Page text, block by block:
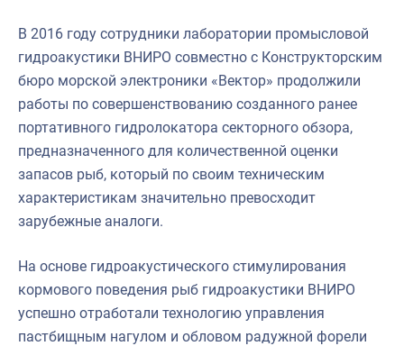
В 2016 году сотрудники лаборатории промысловой
гидроакустики ВНИРО совместно с Конструкторским
бюро морской электроники «Вектор» продолжили
работы по совершенствованию созданного ранее
портативного гидролокатора секторного обзора,
предназначенного для количественной оценки
запасов рыб, который по своим техническим
характеристикам значительно превосходит
зарубежные аналоги.
На основе гидроакустического стимулирования
кормового поведения рыб гидроакустики ВНИРО
успешно отработали технологию управления
пастбищным нагулом и обловом радужной форели